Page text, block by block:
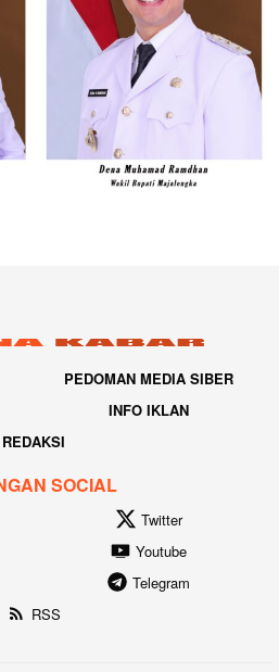
PEDOMAN MEDIA SIBER
INFO IKLAN
REDAKSI
SOCIAL
Twitter
Youtube
Telegram
RSS